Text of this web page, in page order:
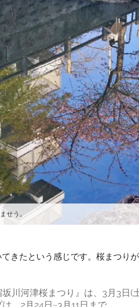
せう。
きたという感じです。桜まつりが
坂川河津桜まつり』は、3月3日(
、2月24日~3月11日まで